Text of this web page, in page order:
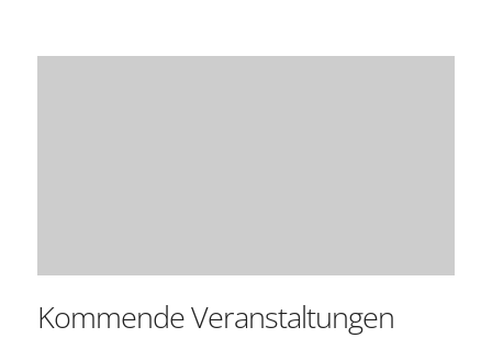
Kommende Veranstaltungen